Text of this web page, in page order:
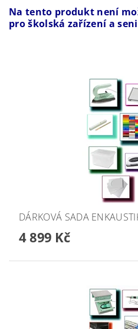
Na tento produkt není
pro školská zařízení a
DÁRKOVÁ SADA
4 899 Kč